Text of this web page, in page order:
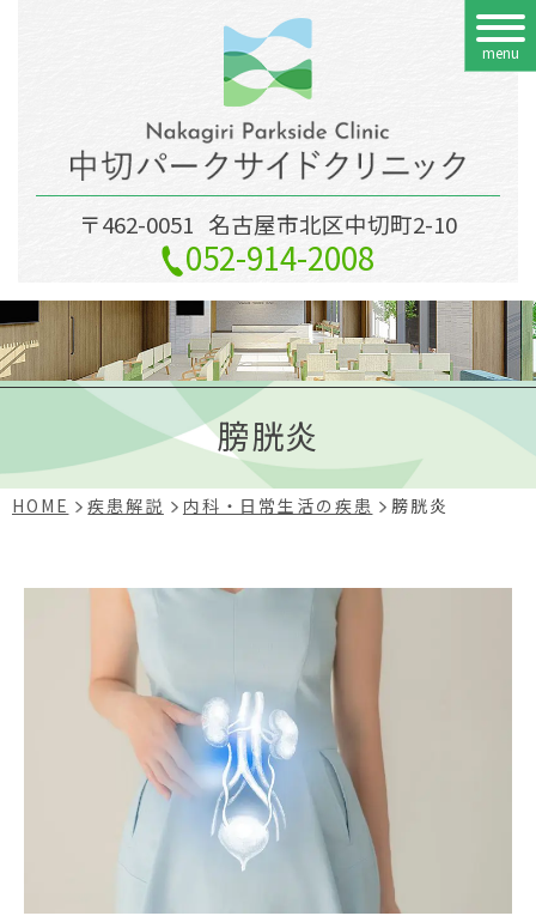
〒462-0051 名古屋市北区中切町2-10
052-914-2008
menu
膀胱炎
HOME 疾患解説 内科・日常生活の疾患 膀胱炎